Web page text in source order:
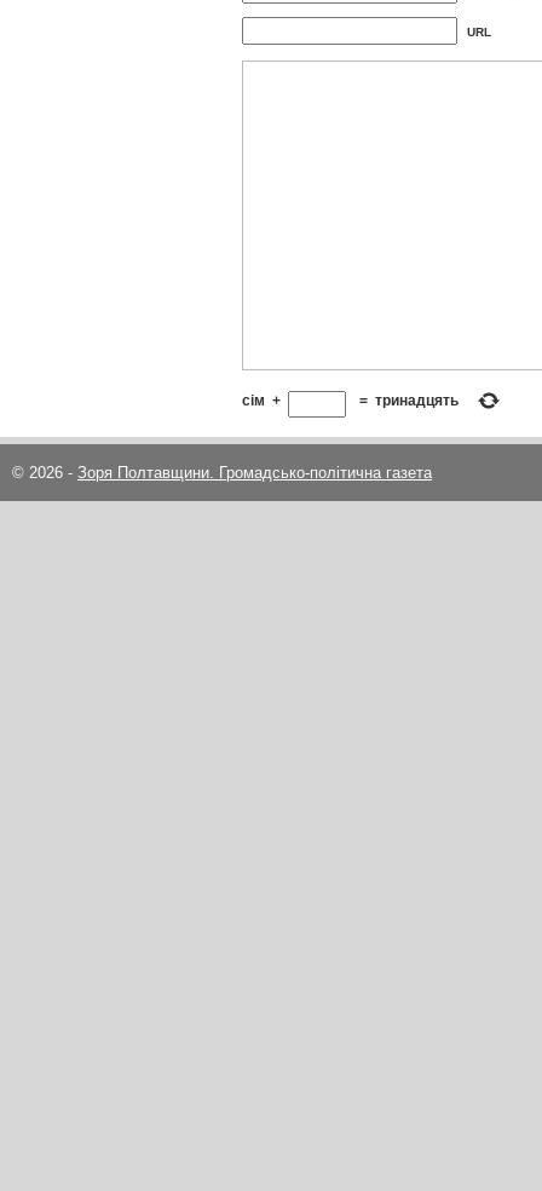
URL
сім + = тринадцять
© 2026 - Зоря Полтавщини. Громадсько-політична газета